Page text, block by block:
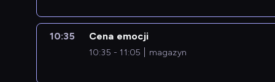
10:35 Cena emocji
10:35 - 11:05 magazyn